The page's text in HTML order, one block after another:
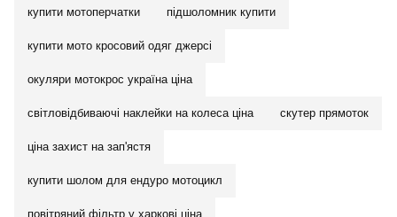
купити мотоперчатки підшоломник купити
купити мото кросовий одяг джерсі
окуляри мотокрос україна ціна
світловідбиваючі наклейки на колеса ціна скутер прямоток
ціна захист на зап'ястя
купити шолом для ендуро мотоцикл
повітряний фільтр у харкові ціна